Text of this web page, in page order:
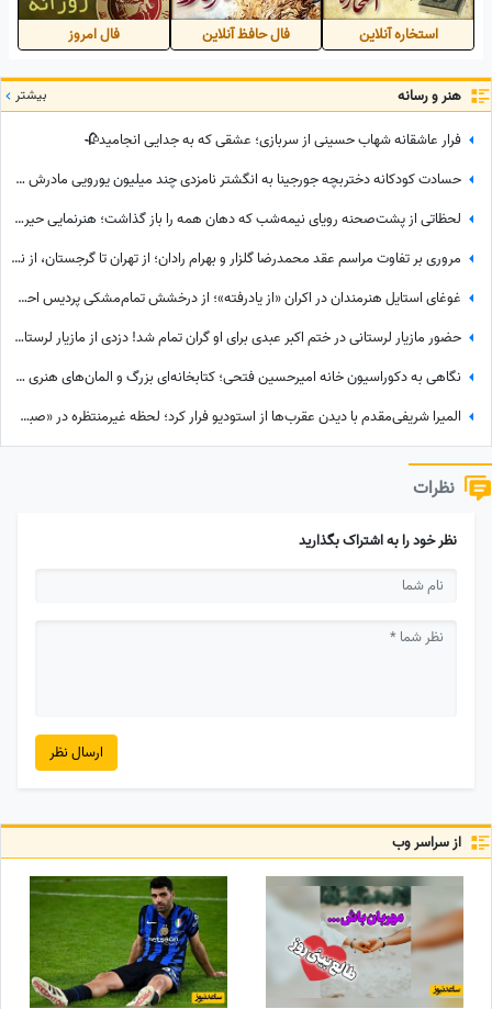
استخاره آنلاین فال حافظ آنلاین فال امروز
هنر و رسانه بیشتر
فرار عاشقانه شهاب حسینی از سربازی؛ عشقی که به جدایی انجامید🥀
حسادت کودکانه دختربچه جورجینا به انگشتر نامزدی چند میلیون یورویی مادرش که رونالدو به او هدیه داده بود!
لحظاتی از پشت‌صحنه رویای نیمه‌شب که دهان همه را باز گذاشت؛ هنرنمایی حیرت‌انگیز و جانانه روزبه حصاری بدون بدلکار!+ویدیو
مروری بر تفاوت مراسم عقد محمدرضا گلزار و بهرام رادان؛ از تهران تا گرجستان، از نگاه عاشقانه رادان به مینا تا نگاه رو به آسمان گلزار هنگام خطبه عقد + عکس
غوغای استایل هنرمندان در اکران «از یادرفته»؛ از درخشش تمام‌مشکی پردیس احمدیه و آزیتا حاجیان تا تیپ اسپورت سینا مهراد و مجید مظفری
حضور مازیار لرستانی در ختم اکبر عبدی برای او گران تمام شد! دزدی از مازیار لرستانی اونم تو روز روشن!
نگاهی به دکوراسیون خانه امیرحسین فتحی؛ کتابخانه‌ای بزرگ و المان‌های هنری که همه را غافلگیر کرد/ بیخود نیست بهش میگن آقازاده سینمای ایران
المیرا شریفی‌مقدم با دیدن عقرب‌ها از استودیو فرار کرد؛ لحظه غیرمنتظره در «صبحانه ایرانی» + ویدئو
نظرات
نظر خود را به اشتراک بگذارید
ارسال نظر
از سراسر وب